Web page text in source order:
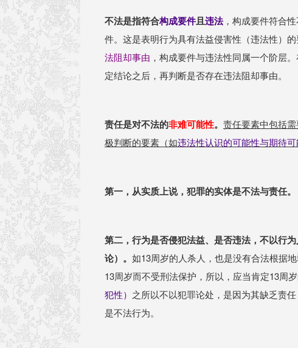
不法是指符合构成要件且违法，构成要件符合
件。这是表明行为具有法益侵害性（违法性）
法阻却事由 ，构成要件与违法性同属一个阶层
定结论之后，再判断是否存在违法阻却事由。
责任是对不法的非难可能性。 责任要素中包括
极判断的要素（如违法性认识的可能性与期待
第一，从实质上说，犯罪的实体是不法与责任。
第二，行为是否侵犯法益、是否违法，不以行
论）。 如13周岁的人杀人，也是没有合法根据
13周岁而不受刑法保护，所以，应当肯定13周
犯性） 之所以不以犯罪论处，是因为其缺乏责
是不法行为。